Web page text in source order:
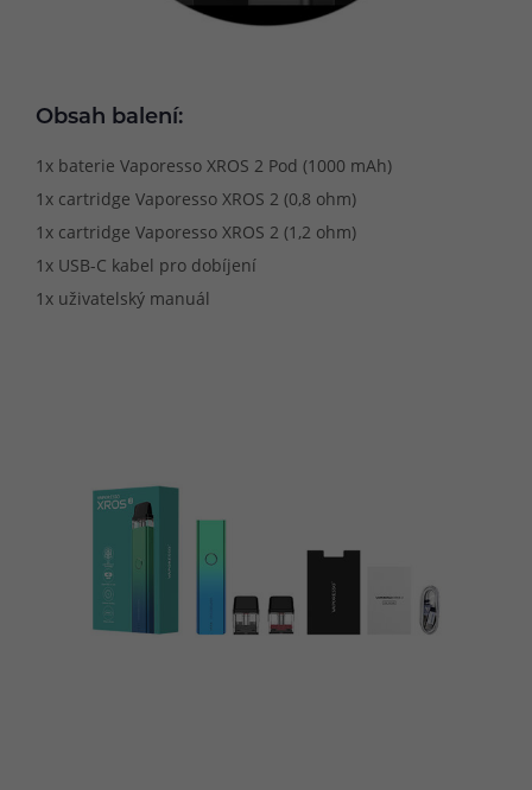
Obsah balení:
1x baterie Vaporesso XROS 2 Pod (1000 mAh)
1x cartridge Vaporesso XROS 2 (0,8 ohm)
1x cartridge Vaporesso XROS 2 (1,2 ohm)
1x USB-C kabel pro dobíjení
1x uživatelský manuál